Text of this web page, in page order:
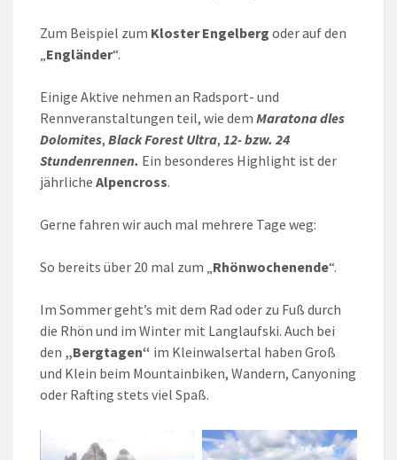
Zum Beispiel zum Kloster Engelberg oder auf den
Engländer“.
Einige Aktive nehmen an Radsport- und
Rennveranstaltungen teil, wie dem Maratona dles
Dolomites, Black Forest Ultra, 12- bzw. 24
Stundenrennen. Ein besonderes Highlight ist der
jährliche Alpencross.
Gerne fahren wir auch mal mehrere Tage weg:
So bereits über 20 mal zum „ Rhönwochenende“.
Im Sommer geht’s mit dem Rad oder zu Fuß durch
die Rhön und im Winter mit Langlaufski. Auch bei
den „Bergtagen“ im Kleinwalsertal haben Groß
und Klein beim Mountainbiken, Wandern, Canyoning
oder Rafting stets viel Spaß.